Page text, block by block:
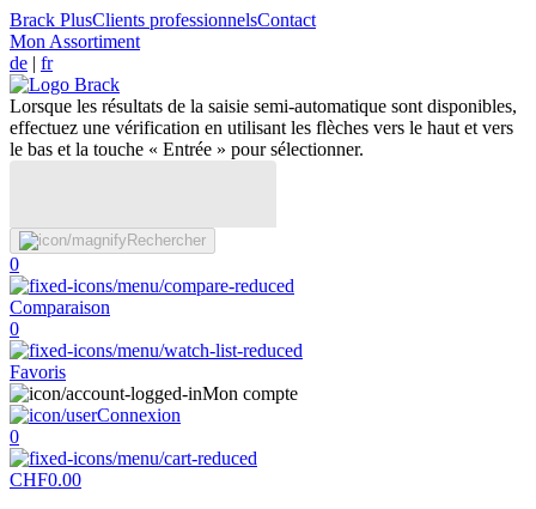
Brack PlusClients professionnelsContact
Mon Assortiment
de | fr
Lorsque les résultats de la saisie semi-automatique sont disponibles,
effectuez une vérification en utilisant les flèches vers le haut et vers
le bas et la touche « Entrée » pour sélectionner.
Rechercher
0
Comparaison
0
Favoris
Mon compte
Connexion
0
CHF0.00